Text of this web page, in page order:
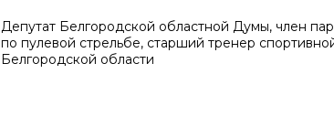
Депутат Белгородской областной Думы, член
по пулевой стрельбе, старший тренер
Белгородской области